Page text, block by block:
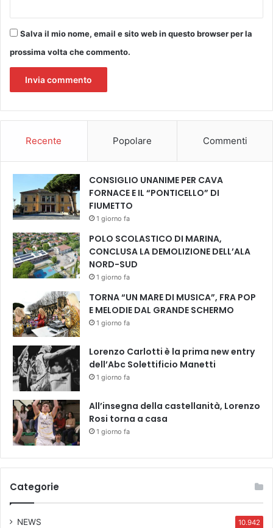
Salva il mio nome, email e sito web in questo browser per la
prossima volta che commento.
Recente Popolare Commenti
CONSIGLIO UNANIME PER CAVA
FORNACE E IL “PONTICELLO” DI
FIUMETTO
1 giorno fa
POLO SCOLASTICO DI MARINA,
CONCLUSA LA DEMOLIZIONE DELL’ALA
NORD-SUD
1 giorno fa
TORNA “UN MARE DI MUSICA”, FRA POP
E MELODIE DAL GRANDE SCHERMO
1 giorno fa
Lorenzo Carlotti è la prima new entry
dell’Abc Solettificio Manetti
1 giorno fa
All’insegna della castellanità, Lorenzo
Rosi torna a casa
1 giorno fa
Categorie
NEWS 10.942